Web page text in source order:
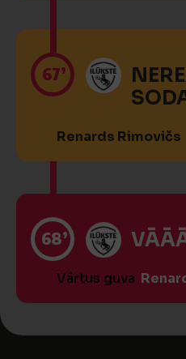
67’
Renards Rimovičs
68’
Vārtus guva